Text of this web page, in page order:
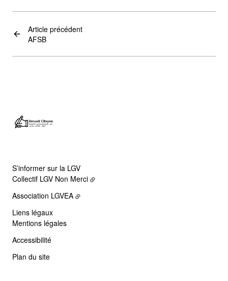
Article précédent
AFSB
S’informer sur la LGV
Collectif LGV Non Merci
Association LGVEA
Liens légaux
Mentions légales
Accessibilité
Plan du site